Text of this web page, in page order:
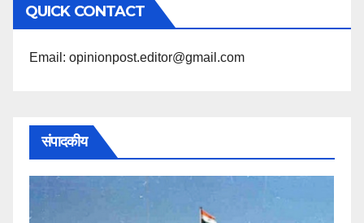
पढ़ें
QUICK CONTACT
Email: opinionpost.editor@gmail.com
संपादकीय